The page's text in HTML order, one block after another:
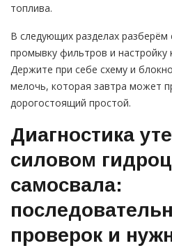
топлива.
В следующих разделах
промывку фильтров и настройку
Держите при себе схему и
мелочь, которая завтра может
дорогостоящий простой.
Диагностика
силовом
самосвала:
проверок и